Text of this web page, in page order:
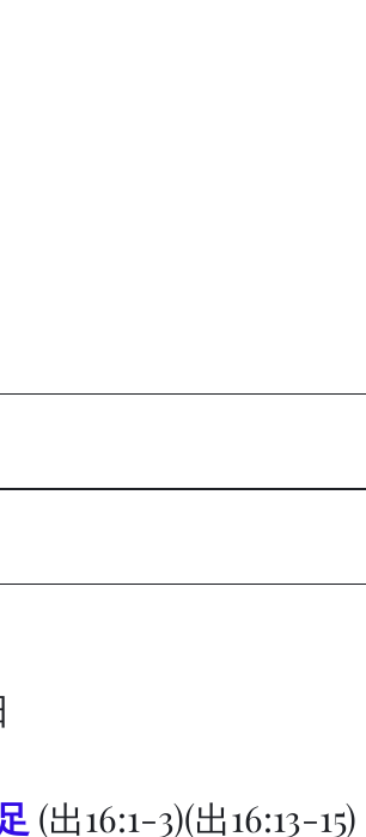
(出16:1-3)(出16:13-15)